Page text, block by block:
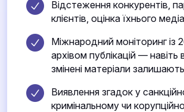
Відстеження конкурентів,
клієнтів, оцінка їхнього
Міжнародний моніторинг із
архівом публікацій — навіть
змінені матеріали
Виявлення згадок у
кримінальному чи